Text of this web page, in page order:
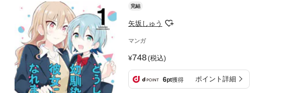
完結
矢坂しゅう
マンガ
748(税込)
6pt獲得 ポイント詳細